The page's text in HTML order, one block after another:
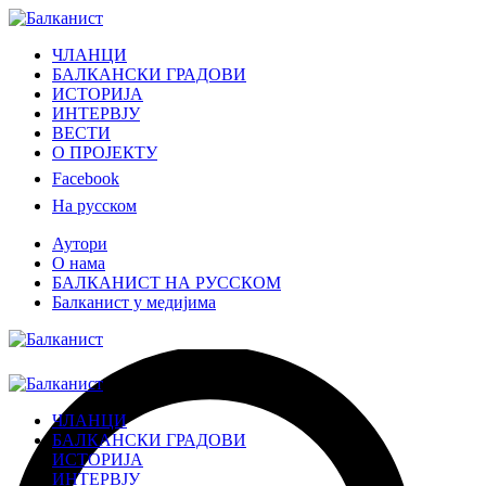
ЧЛАНЦИ
БАЛКАНСКИ ГРАДОВИ
ИСТОРИЈА
ИНТЕРВЈУ
ВЕСТИ
О ПРОЈЕКТУ
Facebook
На русском
Аутори
О нама
БАЛКАНИСТ НА РУССКОМ
Балканист у медијима
ЧЛАНЦИ
БАЛКАНСКИ ГРАДОВИ
ИСТОРИЈА
ИНТЕРВЈУ